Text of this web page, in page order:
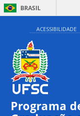
BRASIL
ACESSIBILIDADE
Programa